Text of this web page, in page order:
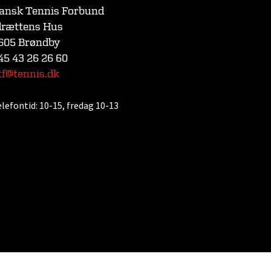
Tennis Forbund
Hus
Brøndby
43 26 26 60
10-15, fredag 10-13